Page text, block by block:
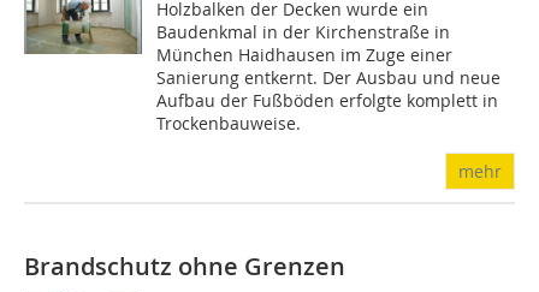
Holzbalken der Decken wurde ein
Baudenkmal in der Kirchenstraße in
München Haidhausen im Zuge einer
Sanierung entkernt. Der Ausbau und neue
Aufbau der Fußböden erfolgte komplett in
Trockenbauweise.
mehr
Brandschutz ohne Grenzen